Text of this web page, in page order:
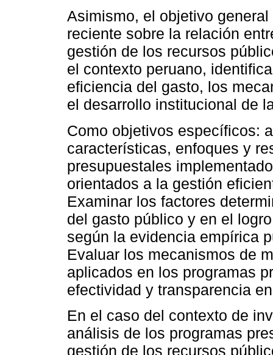
Asimismo, el objetivo
reciente sobre la relación
gestión de los recursos
el contexto peruano,
eficiencia del gasto, los
el desarrollo institucional de
Como objetivos específicos:
características, enfoques y
presupuestales
orientados a la gestión
Examinar los factores
del gasto público y en el
según la evidencia empírica
Evaluar los mecanismos de
aplicados en los programas
efectividad y transparencia
En el caso del contexto de
análisis de los programas
gestión de los recursos